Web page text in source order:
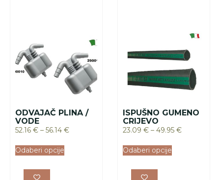
ODVAJAČ PLINA /
VODE
52.16 € – 56.14 €
Odaberi opcije
ISPUŠNO GUMENO
CRIJEVO
23.09 € – 49.95 €
Odaberi opcije